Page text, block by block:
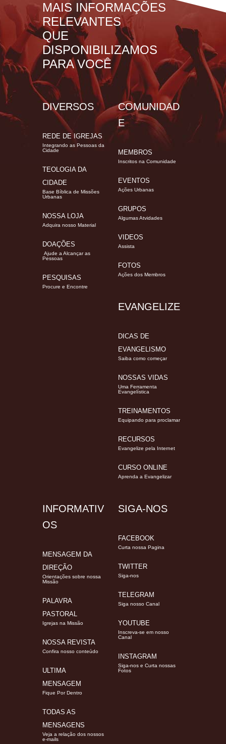
MAIS INFORMAÇÕES
RELEVANTES
QUE
DISPONIBILIZAMOS
PARA VOCÊ
DIVERSOS
REDE DE IGREJAS
Integrando as Pessoas da
Cidade
TEOLOGIA DA
CIDADE
Base Bíblica de Missões
Urbanas
NOSSA LOJA
Adquira nosso Material
DOAÇÕES
Ajude a Alcançar as
Pessoas
PESQUISAS
Procure e Encontre
COMUNIDAD
E
MEMBROS
Inscritos na Comunidade
EVENTOS
Ações Urbanas
GRUPOS
Algumas Atvidades
VIDEOS
Assista
FOTOS
Ações dos Membros
EVANGELIZE
DICAS DE
EVANGELISMO
Saiba como começar
NOSSAS VIDAS
Uma Ferramenta
Evangelística
TREINAMENTOS
Equipando para proclamar
RECURSOS
Evangelize pela Internet
CURSO ONLINE
Aprenda a Evangelizar
INFORMATIV
OS
MENSAGEM DA
DIREÇÃO
Orientações sobre nossa
Missão
PALAVRA
PASTORAL
Igrejas na Missão
NOSSA REVISTA
Confira nosso conteúdo
ULTIMA
MENSAGEM
Fique Por Dentro
TODAS AS
MENSAGENS
Veja a relação dos nossos
e-mails
SIGA-NOS
FACEBOOK
Curta nossa Pagina
TWITTER
Siga-nos
TELEGRAM
Siga nosso Canal
YOUTUBE
Inscreva-se em nosso
Canal
INSTAGRAM
Siga-nos e Curta nossas
Fotos